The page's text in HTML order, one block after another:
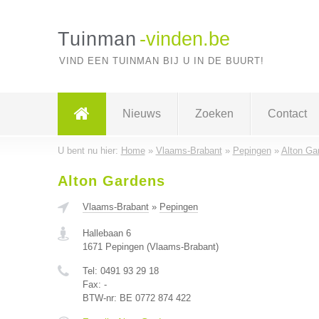
Tuinman -vinden.be
VIND EEN TUINMAN BIJ U IN DE BUURT!
Nieuws Zoeken Contact
U bent nu hier: Home» Vlaams-Brabant» Pepingen» Alton
Alton Gardens
Vlaams-Brabant» Pepingen
Hallebaan 6
1671 Pepingen(Vlaams-Brabant)
Tel: 0491 93 29 18
Fax: -
BTW-nr: BE 0772 874 422